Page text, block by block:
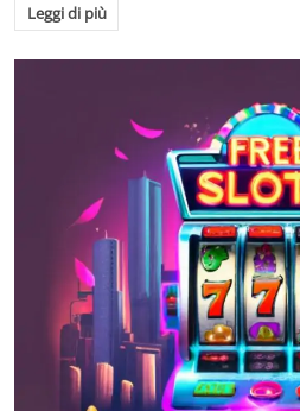
Leggi di più